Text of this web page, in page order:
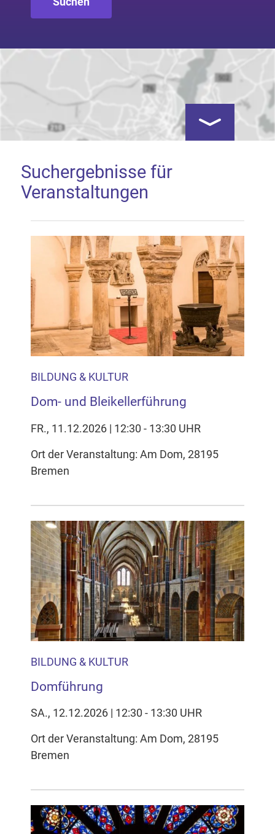
Google Map laden
Mit dem Laden der Karte akzeptieren Sie, dass die
Anwendung Google Maps beim Aktivieren von
Inhalten Cookies auf Ihrem Gerät setzt, z.B. zwecks
Reichweitenmessung und profilbasierter Werbung.
Näheres s.zur Datenschutzerklärung
Hier können Sie Ihre Cookie-
Einstellungen anpassen
Kartenansicht
Suchergebnisse für
Veranstaltungen
BILDUNG & KULTUR
Dom- und Bleikellerführung
FR., 11.12.2026 | 12:30 - 13:30 UHR
Ort der Veranstaltung: Am Dom, 28195
Bremen
BILDUNG & KULTUR
Domführung
SA., 12.12.2026 | 12:30 - 13:30 UHR
Ort der Veranstaltung: Am Dom, 28195
Bremen